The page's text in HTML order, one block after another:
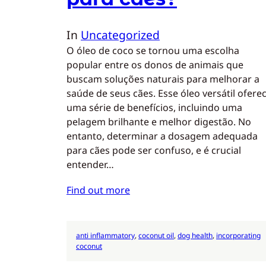
In Uncategorized
O óleo de coco se tornou uma escolha
popular entre os donos de animais que
buscam soluções naturais para melhorar a
saúde de seus cães. Esse óleo versátil
uma série de benefícios, incluindo uma
pelagem brilhante e melhor digestão. No
entanto, determinar a dosagem adequada
para cães pode ser confuso, e é crucial
entender…
Find out more
anti inflammatory, coconut oil, dog health, incorporating
coconut